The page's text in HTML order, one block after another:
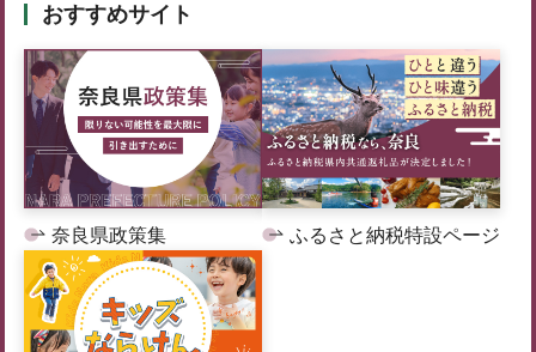
おすすめサイト
奈良県政策集 ふるさと納税特設ページ